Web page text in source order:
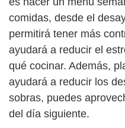
comidas, desde el
permitirá tener más
ayudará a reducir el
qué cocinar. Además,
ayudará a reducir los
sobras, puedes
del día siguiente.